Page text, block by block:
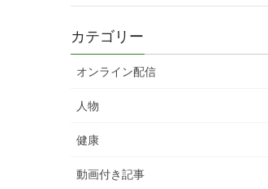
カテゴリー
オンライン配信
人物
健康
動画付き記事